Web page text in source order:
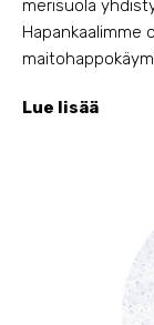
merisuola
Hapankaalimme
Lue lisää